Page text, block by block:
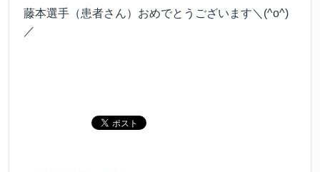
藤本選手（患者さん）おめでとうございます＼(^o^)
／